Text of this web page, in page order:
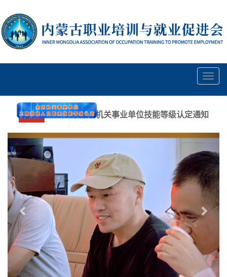
2026年全区机关事业单位技能等级认定通知
Previous Next